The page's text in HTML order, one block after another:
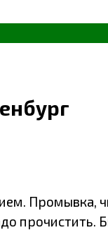
Промывка,
прочистить.